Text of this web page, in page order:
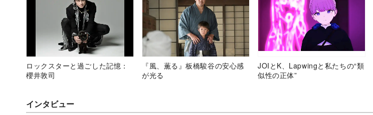
ロックスターと過ごした記憶：
櫻井敦司
『風、薫る』板橋駿谷の安心感
が光る
JOIとK、Lapwingと私たちの“類
似性の正体”
インタビュー